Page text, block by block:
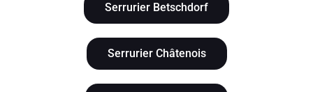
Serrurier Betschdorf
Serrurier Châtenois